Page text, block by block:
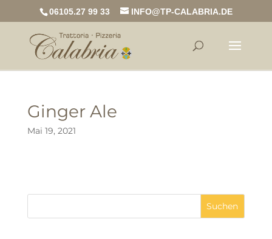
06105.27 99 33 INFO@TP-CALABRIA.DE
Ginger Ale
Mai 19, 2021